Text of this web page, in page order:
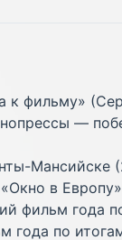
к фильму»
—
Мансийске
в
фильм года
по